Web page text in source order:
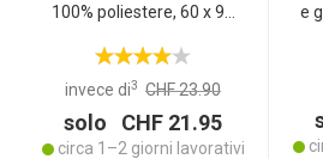
100% poliestere, 60 x 90
invece di3 CHF 23.90
solo CHF 21.95
circa 1–2 giorni lavorativi
e